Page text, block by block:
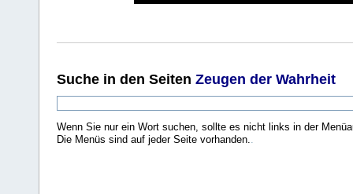
Suche in den Seiten Zeugen der Wahrheit
Wenn Sie nur ein Wort suchen, sollte es nicht links in der
Die Menüs sind auf jeder Seite vorhanden.